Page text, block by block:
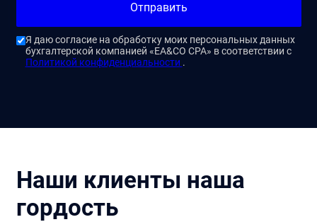
Отправить
Я даю согласие на обработку моих персональных данных
бухгалтерской компанией «EA&CO CPA» в соответствии с
Политикой конфиденциальности .
Наши клиенты наша
гордость